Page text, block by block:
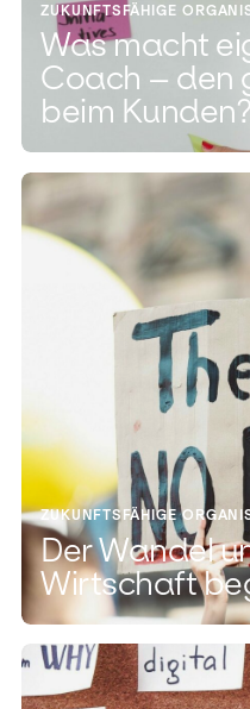
ZUKUNFTSFÄHIGE
Was macht
Coach – den
beim Kunden?
ZUKUNFTSFÄHIGE
Der Wandel
Wirtschaft